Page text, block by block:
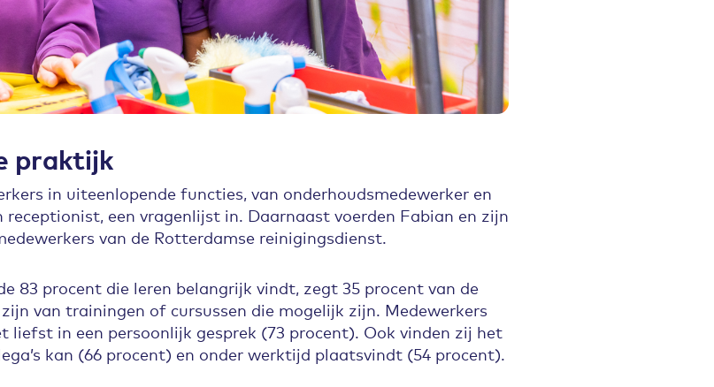
praktijk
in uiteenlopende functies, van onderhoudsmedewerker en
een vragenlijst in. Daarnaast voerden Fabian en zijn
van de Rotterdamse reinigingsdienst.
83 procent die leren belangrijk vindt, zegt 35 procent van de
van trainingen of cursussen die mogelijk zijn. Medewerkers
liefst in een persoonlijk gesprek (73 procent). Ook vinden zij het
kan (66 procent) en onder werktijd plaatsvindt (54 procent).